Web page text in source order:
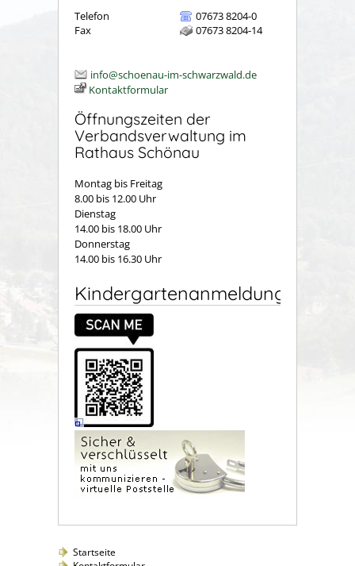
Telefon
07673 8204-0
Fax
07673 8204-14
info@schoenau-im-schwarzwald.de
Kontaktformular
Öffnungszeiten der
Verbandsverwaltung im
Rathaus Schönau
Montag bis Freitag
8.00 bis 12.00 Uhr
Dienstag
14.00 bis 18.00 Uhr
Donnerstag
14.00 bis 16.30 Uhr
Kindergartenanmeldung
Startseite